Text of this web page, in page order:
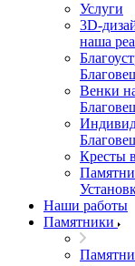
Услуги
3D-
наша
Венки
Кресты
Наши работы
Памятники